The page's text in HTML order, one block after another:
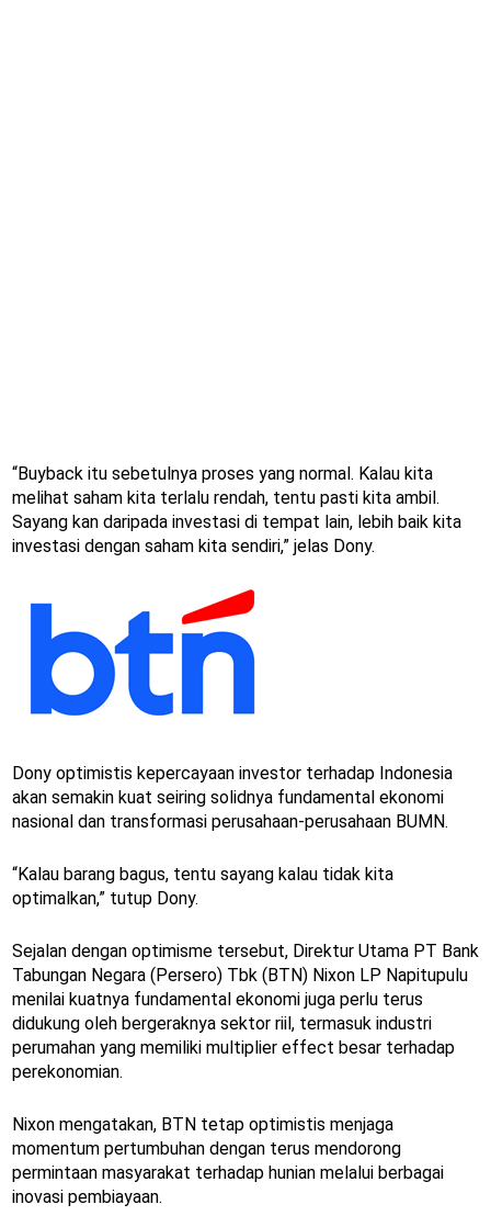
“Buyback itu sebetulnya proses yang normal. Kalau kita
melihat saham kita terlalu rendah, tentu pasti kita ambil.
Sayang kan daripada investasi di tempat lain, lebih baik kita
investasi dengan saham kita sendiri,” jelas Dony.
Dony optimistis kepercayaan investor terhadap Indonesia
akan semakin kuat seiring solidnya fundamental ekonomi
nasional dan transformasi perusahaan-perusahaan BUMN.
“Kalau barang bagus, tentu sayang kalau tidak kita
optimalkan,” tutup Dony.
Sejalan dengan optimisme tersebut, Direktur Utama PT Bank
Tabungan Negara (Persero) Tbk (BTN) Nixon LP Napitupulu
menilai kuatnya fundamental ekonomi juga perlu terus
didukung oleh bergeraknya sektor riil, termasuk industri
perumahan yang memiliki multiplier effect besar terhadap
perekonomian.
Nixon mengatakan, BTN tetap optimistis menjaga
momentum pertumbuhan dengan terus mendorong
permintaan masyarakat terhadap hunian melalui berbagai
inovasi pembiayaan.